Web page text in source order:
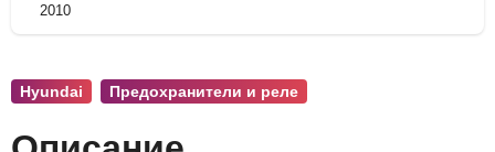
2010
Hyundai Предохранители и реле